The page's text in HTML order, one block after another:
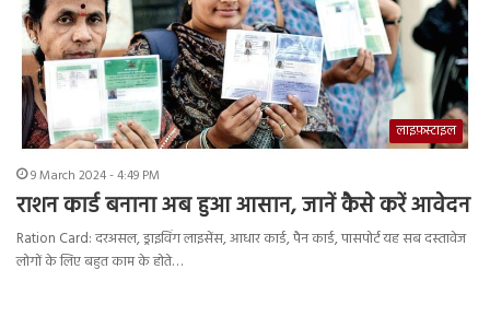
लाइफ़स्टाइल
9 March 2024 - 4:49 PM
राशन कार्ड बनाना अब हुआ आसान, जानें कैसे करें आवेदन
Ration Card: दरअसल, ड्राइविंग लाइसेंस, आधार कार्ड, पैन कार्ड, पासपोर्ट यह सब दस्तावेज
लोगों के लिए बहुत काम के होते…